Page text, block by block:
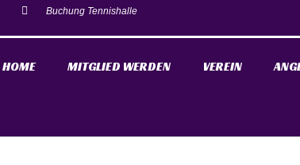
Buchung Tennishalle
HOME MITGLIED WERDEN VEREIN